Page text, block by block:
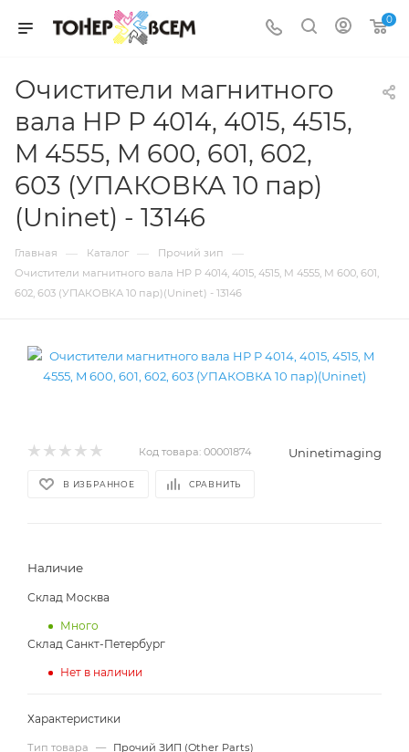
0
Очистители магнитного
вала HP P 4014, 4015, 4515,
M 4555, M 600, 601, 602,
603 (УПАКОВКА 10 пар)
(Uninet) - 13146
Главная — Каталог — Прочий зип —
Очистители магнитного вала HP P 4014, 4015, 4515, M 4555, M 600, 601,
602, 603 (УПАКОВКА 10 пар)(Uninet) - 13146
Код товара: 00001874 Uninetimaging
В ИЗБРАННОЕ СРАВНИТЬ
Наличие
Склад Москва
Много
Склад Санкт-Петербург
Нет в наличии
Характеристики
Тип товара —
Прочий ЗИП (Other Parts)